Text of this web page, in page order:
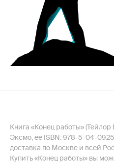
Книга «Конец работы» (Тейлор
Эксмо, ее ISBN: 978-5-04-
доставка по Москве и всей
Купить «Конец работы» вы